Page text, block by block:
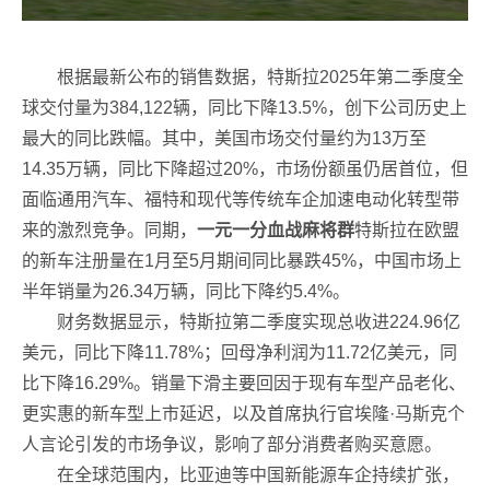
根据最新公布的销售数据，特斯拉2025年第二季度全
球交付量为384,122辆，同比下降13.5%，创下公司历史上
最大的同比跌幅。其中，美国市场交付量约为13万至
14.35万辆，同比下降超过20%，市场份额虽仍居首位，但
面临通用汽车、福特和现代等传统车企加速电动化转型带
来的激烈竞争。同期， 一元一分血战麻将群特斯拉在欧盟
的新车注册量在1月至5月期间同比暴跌45%，中国市场上
半年销量为26.34万辆，同比下降约5.4%。
财务数据显示，特斯拉第二季度实现总收进224.96亿
美元，同比下降11.78%；回母净利润为11.72亿美元，同
比下降16.29%。销量下滑主要回因于现有车型产品老化、
更实惠的新车型上市延迟，以及首席执行官埃隆·马斯克个
人言论引发的市场争议，影响了部分消费者购买意愿。
在全球范围内，比亚迪等中国新能源车企持续扩张，